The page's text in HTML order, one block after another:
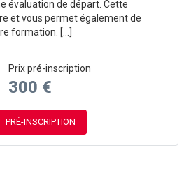
évaluation de départ. Cette
et vous permet également de
formation. […]
Prix pré-inscription
300 €
PRÉ-INSCRIPTION